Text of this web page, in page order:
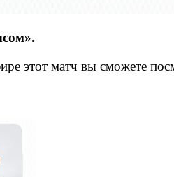
этот матч вы сможете